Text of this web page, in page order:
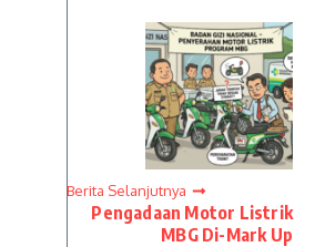
Berita Selanjutnya
Pengadaan Motor Listrik
MBG Di-Mark Up